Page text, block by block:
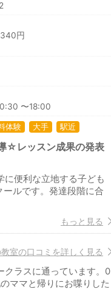
円
〜18:00
体験 大手 駅近
☆レッスン成果の発表
に便利な立地する子ども
ルです。発達段階に合
もっと見る
教室の口コミを詳しく見る
ラスに通っています。0
ママと帰りにお喋りした